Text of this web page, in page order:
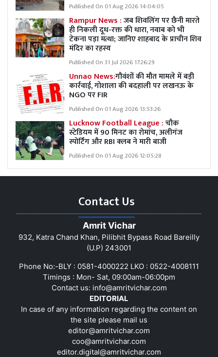
Published On 01 Aug 2026 14:04:05
Rampur News :जब शिवलिंग पर छैनी मारते
ही निकली दूध-रक्त की धारा, नवाब को भी
टेकना पड़ा मत्था; जानिए शाहबाद के प्राचीन शिव
मंदिर का रहस्य
Published On 31 Jul 2026 17:26:29
Unnao News:गौवंशों की मौत मामले में बड़ी
कार्रवाई, गोशाला की बदहाली पर लखनऊ के
NGO पर FIR
Published On 01 Aug 2026 13:53:26
Lucknow Football League :चौक
स्टेडियम में 90 मिनट का रोमांच, अलीगंज
स्पोर्टिंग और RBI क्लब ने मारी बाजी
Published On 01 Aug 2026 12:05:28
Contact Us
Amrit Vichar
932, Katra Chand Khan, Pilibhit Bypass Road Bareilly
(U.P) 243001
Phone No:-BLY : 0581-4000222 LKO : 0522-4008111
Timings : Mon- Sat, 09:00am-06:00pm
Contact us: info@amritvichar.com
EDITORIAL
In case of any information regarding the content on
the site please mail us
editor@amritvichar.com
coo@amritvichar.com
editor.digital@amritvichar.com